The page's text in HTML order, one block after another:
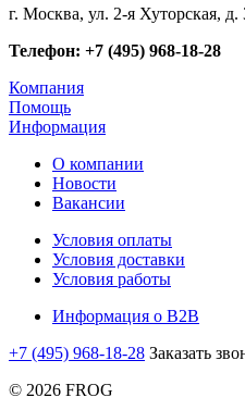
г. Москва, ул. 2-я Хуторская,
Телефон: +7 (495) 968-18-28
Компания
Помощь
Информация
О компании
Новости
Вакансии
Условия оплаты
Условия доставки
Условия работы
Информация о B2B
+7 (495) 968-18-28 Заказать
© 2026 FROG